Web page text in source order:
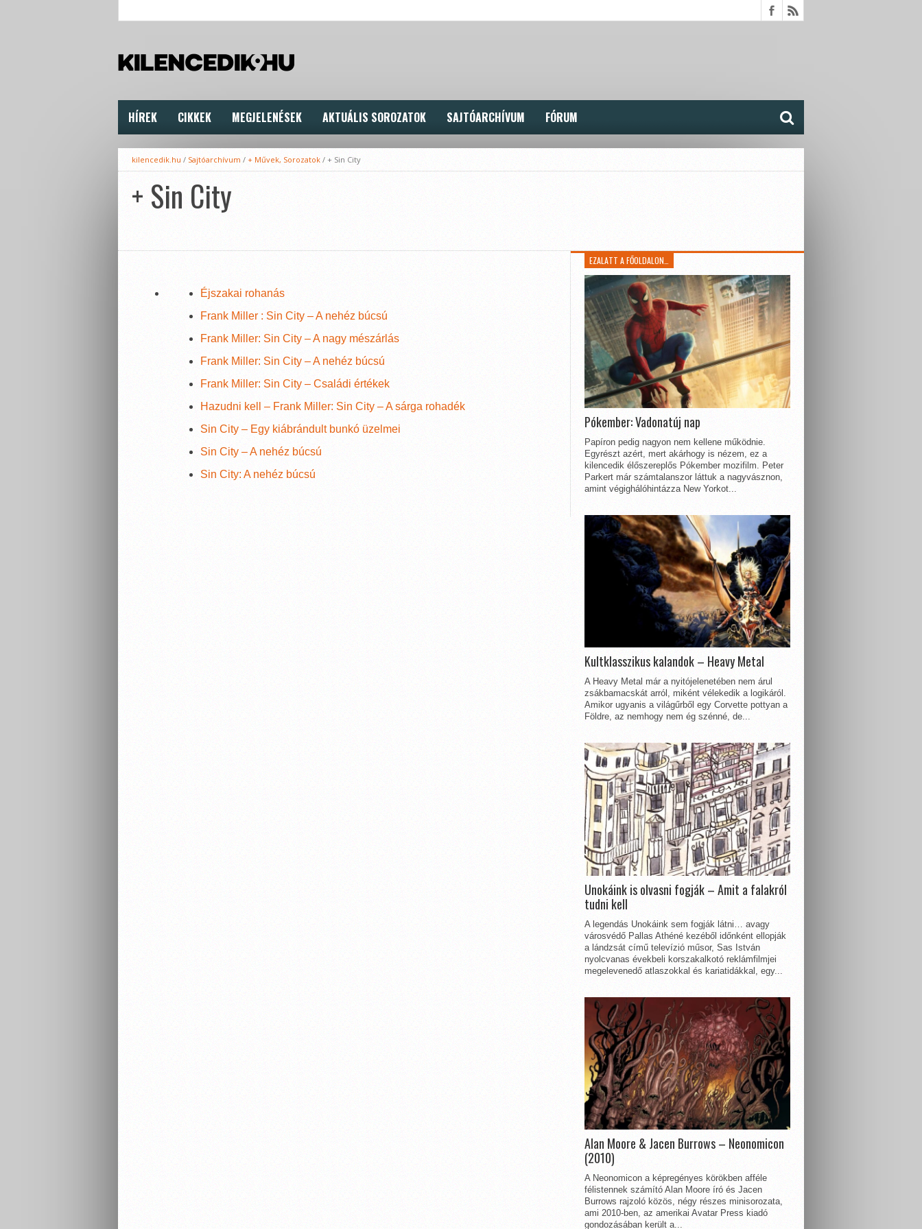
HÍREK CIKKEK MEGJELENÉSEK AKTUÁLIS SOROZATOK SAJTÓARCHÍVUM FÓRUM
kilencedik.hu / Sajtóarchívum / + Művek, Sorozatok / + Sin City
+ Sin City
Éjszakai rohanás
Frank Miller : Sin City – A nehéz búcsú
Frank Miller: Sin City – A nagy mészárlás
Frank Miller: Sin City – A nehéz búcsú
Frank Miller: Sin City – Családi értékek
Hazudni kell – Frank Miller: Sin City – A sárga rohadék
Sin City – Egy kiábrándult bunkó üzelmei
Sin City – A nehéz búcsú
Sin City: A nehéz búcsú
EZALATT A FŐOLDALON…
Pókember: Vadonatúj nap
Papíron pedig nagyon nem kellene működnie.
Egyrészt azért, mert akárhogy is nézem, ez a
kilencedik élőszereplős Pókember mozifilm. Peter
Parkert már számtalanszor láttuk a nagyvásznon,
amint végighálóhintázza New Yorkot...
Kultklasszikus kalandok – Heavy Metal
A Heavy Metal már a nyitójelenetében nem árul
zsákbamacskát arról, miként vélekedik a logikáról.
Amikor ugyanis a világűrből egy Corvette pottyan a
Földre, az nemhogy nem ég szénné, de...
Unokáink is olvasni fogják – Amit a falakról
tudni kell
A legendás Unokáink sem fogják látni… avagy
városvédő Pallas Athéné kezéből időnként ellopják
a lándzsát című televízió műsor, Sas István
nyolcvanas évekbeli korszakalkotó reklámfilmjei
megelevenedő atlaszokkal és kariatidákkal, egy...
Alan Moore & Jacen Burrows – Neonomicon
(2010)
A Neonomicon a képregényes körökben afféle
félistennek számító Alan Moore író és Jacen
Burrows rajzoló közös, négy részes minisorozata,
ami 2010-ben, az amerikai Avatar Press kiadó
gondozásában került a...